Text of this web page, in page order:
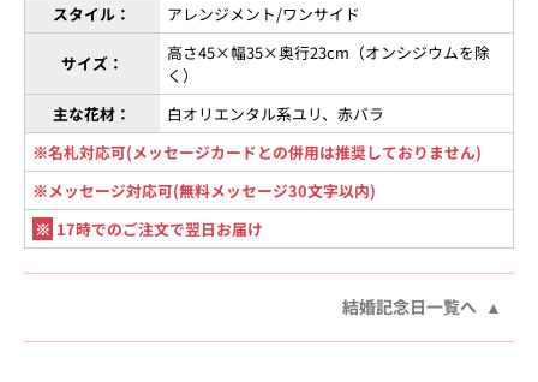
スタイル： アレンジメント/ワンサイド
サイズ：
高さ45×幅35×奥行23cm（オンシジウムを除
く）
主な花材：
白オリエンタル系ユリ、赤バラ
※名札対応可(メッセージカードとの併用は推奨しておりません)
※メッセージ対応可(無料メッセージ30文字以内)
※ 17時でのご注文で翌日お届け
結婚記念日一覧へ